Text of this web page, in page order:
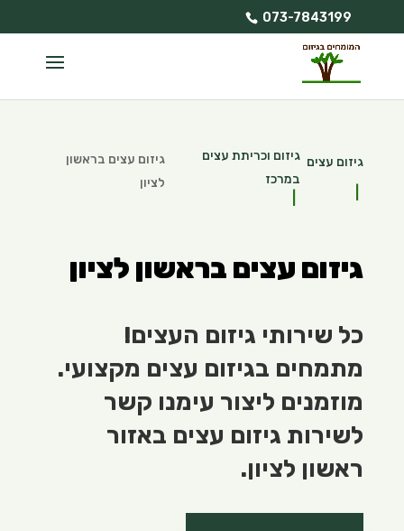
073-7843199
גיזום עצים גיזום וכריתת עצים
במרכז
גיזום עצים בראשון
לציון
גיזום עצים בראשון לציון
כל שירותי גיזום העצים!
מתמחים בגיזום עצים מקצועי.
מוזמנים ליצור עימנו קשר
לשירות גיזום עצים באזור
ראשון לציון.